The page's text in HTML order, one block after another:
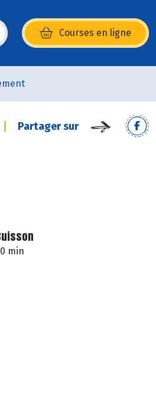
Courses en ligne
fenêtre)
Partager sur
min